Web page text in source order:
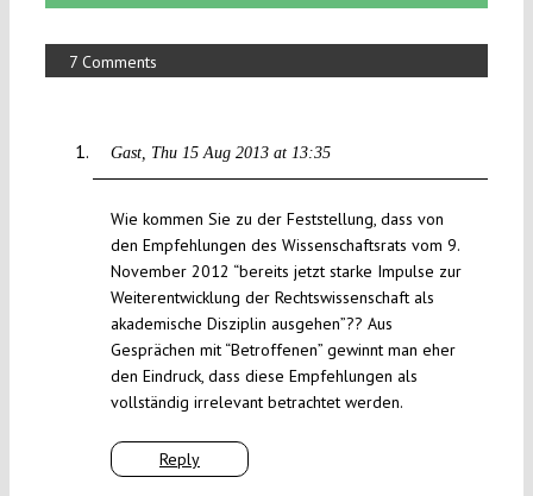
7 Comments
Gast Thu 15 Aug 2013 at 13:35
Reply
Wie kommen Sie zu der Feststellung, dass von
den Empfehlungen des Wissenschaftsrats vom 9.
November 2012 “bereits jetzt starke Impulse zur
Weiterentwicklung der Rechtswissenschaft als
akademische Disziplin ausgehen”?? Aus
Gesprächen mit “Betroffenen” gewinnt man eher
den Eindruck, dass diese Empfehlungen als
vollständig irrelevant betrachtet werden.